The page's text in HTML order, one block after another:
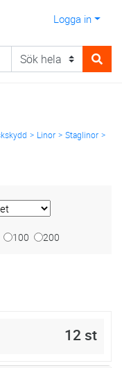
Logga in
Linor Staglinor
100 200
12 st